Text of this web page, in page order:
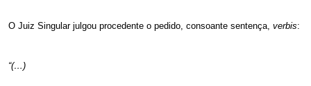
O Juiz Singular julgou procedente o pedido, consoante sentença, verbis:
“(…)